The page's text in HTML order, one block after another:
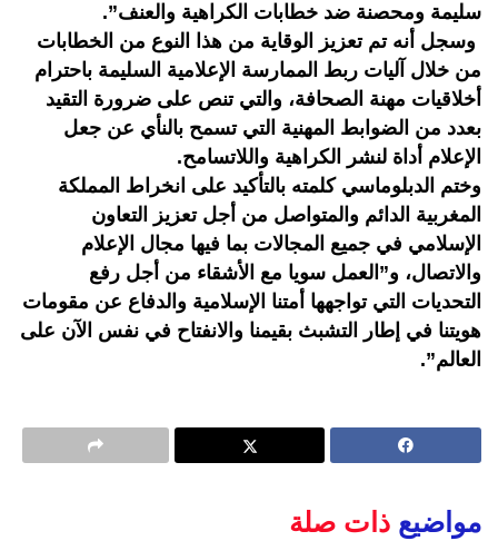
سليمة ومحصنة ضد خطابات الكراهية والعنف”.
وسجل أنه تم تعزيز الوقاية من هذا النوع من الخطابات
من خلال آليات ربط الممارسة الإعلامية السليمة باحترام
أخلاقيات مهنة الصحافة، والتي تنص على ضرورة التقيد
بعدد من الضوابط المهنية التي تسمح بالنأي عن جعل
الإعلام أداة لنشر الكراهية واللاتسامح.
وختم الدبلوماسي كلمته بالتأكيد على انخراط المملكة
المغربية الدائم والمتواصل من أجل تعزيز التعاون
الإسلامي في جميع المجالات بما فيها مجال الإعلام
والاتصال، و”العمل سويا مع الأشقاء من أجل رفع
التحديات التي تواجهها أمتنا الإسلامية والدفاع عن مقومات
هويتنا في إطار التشبث بقيمنا والانفتاح في نفس الآن على
العالم”.
مواضيع ذات صلة